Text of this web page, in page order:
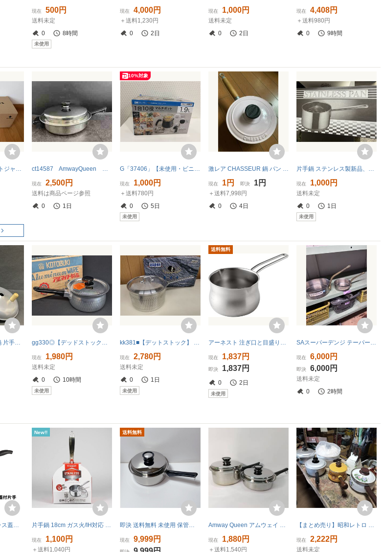
現在 500円
送料未定
0
8時間
未使用
現在 4,000円
＋送料1,230円
0
2日
現在 1,000円
送料未定
0
2日
現在 4,408円
＋送料980円
0
9時間
送料無料 ビタクラフトジャパン ビタクラフト プロ 0110 片手鍋 16cm ct14587 AmwayQueen 片手鍋 USA製 約17cm
現在 2,500円
送料は商品ページ参照
0
1日
10%対象
G「37406」【未使用・ビニール未開封】 ニトリ IH対応 1.9L 1台10役マルチポット なべ
現在 1,000円
＋送料780円
0
5日
未使用
激レア CHASSEUR 鍋 パン サイズ： 18cm ミルク 極美品 激安 *送料の確認 （同梱 −300円）
現在 1円 即決 1円
＋送料7,998円
0
4日
片手鍋 ステンレス製新品、アウトドア！
現在 1,000円
送料未定
0
1日
未使用
■未使用保管品 親子鍋 片手鍋 フッ素加工 調理器具 蓋つき gg330◎【デッドストック】寿工業/KOTOBUKI アルミ製槌目片手鍋18ｃｍ アルマイト 調理器具 キッチン雑貨/80
現在 1,980円
送料未定
0
10時間
未使用
kk381■【デットストック】 日軽半寸胴 片手鍋21cm 槌目 厚板アルミ槌目風加工仕上げ キッチン雑貨 調理器具/100
現在 2,780円
送料未定
0
1日
未使用
送料無料
アーネスト 注ぎ口と目盛り付き ミルクパン 11cm 0.8L ガス火専用 ミニマルチポット ステンレス製 逸品物創 燕三条製 日
現在 1,837円
即決 1,837円
0 2日
未使用
SAスーパーデンジ テーパーパン 片手鍋 業務用 調理器具 持ち手真鍮 二個セット 24センチ 15センチ
現在 6,000円
即決 6,000円
送料未定
0
2時間
レシェンテ 3層底ガラス蓋付片手鍋16cm M5-MGKPJ01880
New!!
片手鍋 18cm ガス火/IH対応 食器洗浄対応 ステンレス SP-P18 アイリスオーヤマ■440k16
現在 1,100円
＋送料1,040円
送料無料
即決 送料無料 未使用 保管品★Amway アムウェイ Queen クイーン 中ソースパン 片手鍋 約20cm
現在 9,999円
Amway Queen アムウェイ クィーン MULTI-PLY 18/8 ステンレス 片手鍋 2セット
現在 1,880円
＋送料1,540円
【まとめ売り】昭和レトロ ホーロー鍋・アルミ鍋 6点セット 花柄 両手鍋 片手鍋 調理器具 昭和レトロ
現在 2,222円
送料未定